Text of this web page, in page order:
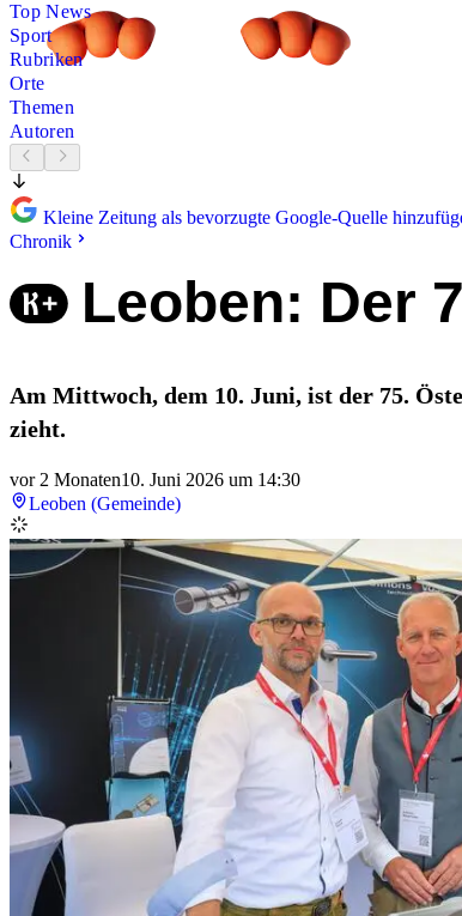
Top News
Sport
Rubriken
Orte
Themen
Autoren
Kleine Zeitung als bevorzugte Google-Quelle
Chronik
Leoben: Der
Am Mittwoch, dem 10. Juni, ist der 75.
zieht.
vor 2 Monaten10. Juni 2026 um 14:30
Leoben (Gemeinde)